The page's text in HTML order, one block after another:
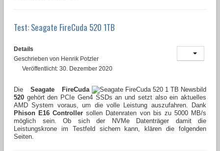
Test: Seagate FireCuda 520 1TB
Details
Geschrieben von Henrik Potzler
Veröffentlicht: 30. Dezember 2020
Die Seagate FireCuda
520 gehört den PCIe Gen4 SSDs an und setzt also ein aktuelles
AMD System voraus, um die volle Leistung auszufahren. Dank
Phison E16 Controller sollen Datenraten von bis zu 5000 MB/s
möglich sein. Ob sich der NVMe Datenträger damit die
Leistungskrone im Testfeld sichern kann, klären die folgenden
Seiten.